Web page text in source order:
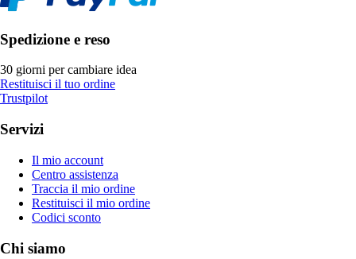
Spedizione e reso
30 giorni per cambiare idea
Restituisci il tuo ordine
Trustpilot
Servizi
Il mio account
Centro assistenza
Traccia il mio ordine
Restituisci il mio ordine
Codici sconto
Chi siamo